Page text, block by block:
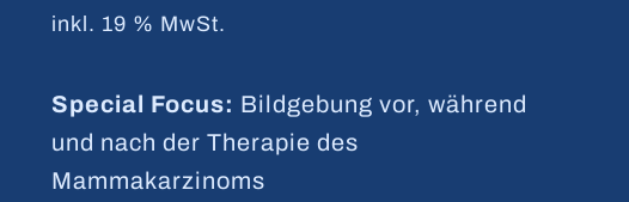
inkl. 19 % MwSt.
Special Focus: Bildgebung vor, während
und nach der Therapie des
Mammakarzinoms